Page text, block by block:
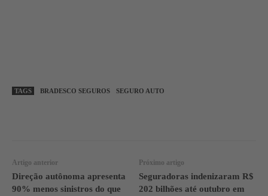
TAGS BRADESCO SEGUROS SEGURO AUTO
Artigo anterior
Direção autônoma apresenta
90% menos sinistros do que
Próximo artigo
Seguradoras indenizaram R$
202 bilhões até outubro em